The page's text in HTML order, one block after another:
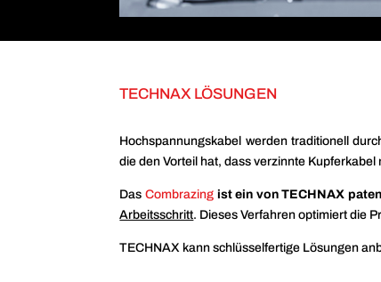
TECHNAX LÖSUNGEN
Hochspannungskabel werden traditionell
die den Vorteil hat, dass verzinnte
Das Combrazing ist ein von TECHNAX
Arbeitsschritt. Dieses Verfahren optimiert die
TECHNAX kann schlüsselfertige Lösungen